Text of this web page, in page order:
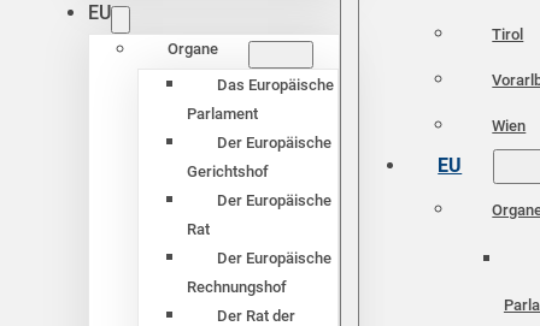
EU
Organe
Das Europäische
Parlament
Der Europäische
Gerichtshof
Der Europäische
Rat
Der Europäische
Rechnungshof
Der Rat der
Tirol
Wien
EU